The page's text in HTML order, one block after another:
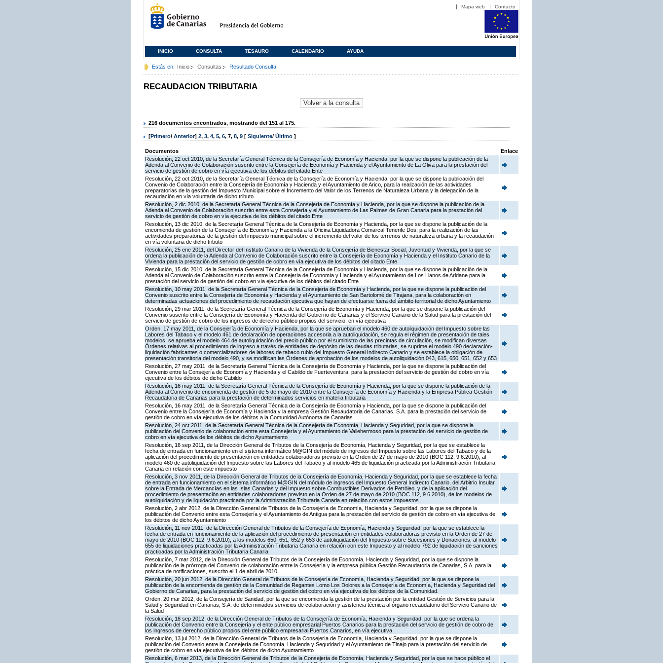
Mapa web Contacto
INICIO CONSULTA TESAURO CALENDARIO AYUDA
Estás en: Inicio Consultas Resultado Consulta
RECAUDACION TRIBUTARIA
216 documentos encontrados, mostrando del 151 al 175.
[Primero/ Anterior] 2, 3, 4, 5, 6, 7, 8, 9 [ Siguiente/ Último ]
Documentos
Enlace
Resolución, 22 oct 2010, de la Secretaría General Técnica de la Consejería de Economía y Hacienda, por la que se dispone la publicación de la
Adenda al Convenio de Colaboración suscrito entre la Consejería de Economía y Hacienda y el Ayuntamiento de La Oliva para la prestación del
servicio de gestión de cobro en vía ejecutiva de los débitos del citado Ente
Resolución, 22 oct 2010, de la Secretaría General Técnica de la Consejería de Economía y Hacienda, por la que se dispone la publicación del
Convenio de Colaboración entre la Consejería de Economía y Hacienda y el Ayuntamiento de Arico, para la realización de las actividades
preparatorias de la gestión del Impuesto Municipal sobre el Incremento del Valor de los Terrenos de Naturaleza Urbana y la delegación de la
recaudación en vía voluntaria de dicho tributo
Resolución, 2 dic 2010, de la Secretaría General Técnica de la Consejería de Economía y Hacienda, por la que se dispone la publicación de la
Adenda al Convenio de Colaboración suscrito entre esta Consejería y el Ayuntamiento de Las Palmas de Gran Canaria para la prestación del
servicio de gestión de cobro en vía ejecutiva de los débitos del citado Ente
Resolución, 13 dic 2010, de la Secretaría General Técnica de la Consejería de Economía y Hacienda, por la que se dispone la publicación de la
encomienda de gestión de la Consejería de Economía y Hacienda a la Oficina Liquidadora Comarcal Tenerife Dos, para la realización de las
actividades preparatorias de la gestión del impuesto municipal sobre el incremento del valor de los terrenos de naturaleza urbana y la recaudación
en vía voluntaria de dicho tributo
Resolución, 25 ene 2011, del Director del Instituto Canario de la Vivienda de la Consejería de Bienestar Social, Juventud y Vivienda, por la que se
ordena la publicación de la Adenda al Convenio de Colaboración suscrito entre la Consejería de Economía y Hacienda y el Instituto Canario de la
Vivienda para la prestación del servicio de gestión de cobro en vía ejecutiva de los débitos del citado Ente
Resolución, 15 dic 2010, de la Secretaría General Técnica de la Consejería de Economía y Hacienda, por la que se dispone la publicación de la
Adenda al Convenio de Colaboración suscrito entre la Consejería de Economía y Hacienda y el Ayuntamiento de Los Llanos de Aridane para la
prestación del servicio de gestión del cobro en vía ejecutiva de los débitos del citado Ente
Resolución, 10 may 2011, de la Secretaría General Técnica de la Consejería de Economía y Hacienda, por la que se dispone la publicación del
Convenio suscrito entre la Consejería de Economía y Hacienda y el Ayuntamiento de San Bartolomé de Tirajana, para la colaboración en
determinadas actuaciones del procedimiento de recaudación ejecutiva que hayan de efectuarse fuera del ámbito territorial de dicho Ayuntamiento
Resolución, 29 mar 2011, de la Secretaría General Técnica de la Consejería de Economía y Hacienda, por la que se dispone la publicación del
Convenio suscrito entre la Consejería de Economía y Hacienda del Gobierno de Canarias y el Servicio Canario de la Salud para la prestación del
servicio de gestión de cobro de los ingresos de derecho público propios del servicio, en vía ejecutiva
Orden, 17 may 2011, de la Consejería de Economía y Hacienda, por la que se aprueban el modelo 460 de autoliquidación del Impuesto sobre las
Labores del Tabaco y el modelo 461 de declaración de operaciones accesoria a la autoliquidación, se regula el régimen de presentación de tales
modelos, se aprueba el modelo 464 de autoliquidación del precio público por el suministro de las precintas de circulación, se modifican diversas
Órdenes relativas al procedimiento de ingreso a través de entidades de depósito de las deudas tributarias, se suprime el modelo 490 declaración-
liquidación fabricantes o comercializadores de labores de tabaco rubio del Impuesto General Indirecto Canario y se establece la obligación de
presentación transitoria del modelo 490, y se modifican las Órdenes de aprobación de los modelos de autoliquidación 043, 615, 650, 651, 652 y 653
Resolución, 27 may 2011, de la Secretaría General Técnica de la Consejería de Economía y Hacienda, por la que se dispone la publicación del
Convenio entre la Consejería de Economía y Hacienda y el Cabildo de Fuerteventura, para la prestación del servicio de gestión del cobro en vía
ejecutiva de los débitos de dicho Cabildo
Resolución, 16 may 2011, de la Secretaría General Técnica de la Consejería de Economía y Hacienda, por la que se dispone la publicación de la
Adenda al Convenio de encomienda de gestión de 5 de mayo de 2010 entre la Consejería de Economía y Hacienda y la Empresa Pública Gestión
Recaudatoria de Canarias para la prestación de determinados servicios en materia tributaria
Resolución, 16 may 2011, de la Secretaría General Técnica de la Consejería de Economía y Hacienda, por la que se dispone la publicación del
Convenio entre la Consejería de Economía y Hacienda y la empresa Gestión Recaudatoria de Canarias, S.A. para la prestación del servicio de
gestión de cobro en vía ejecutiva de los débitos a la Comunidad Autónoma de Canarias
Resolución, 24 oct 2011, de la Secretaría General Técnica de la Consejería de Economía, Hacienda y Seguridad, por la que se dispone la
publicación del Convenio de colaboración entre esta Consejería y el Ayuntamiento de Vallehermoso para la prestación del servicio de gestión de
cobro en vía ejecutiva de los débitos de dicho Ayuntamiento
Resolución, 16 sep 2011, de la Dirección General de Tributos de la Consejería de Economía, Hacienda y Seguridad, por la que se establece la
fecha de entrada en funcionamiento en el sistema informático M@GIN del módulo de ingresos del Impuesto sobre las Labores del Tabaco y de la
aplicación del procedimiento de presentación en entidades colaboradoras previsto en la Orden de 27 de mayo de 2010 (BOC 112, 9.6.2010), al
modelo 460 de autoliquidación del Impuesto sobre las Labores del Tabaco y al modelo 465 de liquidación practicada por la Administración Tributaria
Canaria en relación con este impuesto
Resolución, 3 nov 2011, de la Dirección General de Tributos de la Consejería de Economía, Hacienda y Seguridad, por la que se establece la fecha
de entrada en funcionamiento en el sistema informático M@GIN del módulo de ingresos del Impuesto General Indirecto Canario, del Arbitrio Insular
sobre la Entrada de Mercancías en las Islas Canarias y del Impuesto sobre Combustibles Derivados de Petróleo, y de la aplicación del
procedimiento de presentación en entidades colaboradoras previsto en la Orden de 27 de mayo de 2010 (BOC 112, 9.6.2010), de los modelos de
autoliquidación y de liquidación practicada por la Administración Tributaria Canaria en relación con estos impuestos
Resolución, 2 abr 2012, de la Dirección General de Tributos de la Consejería de Economía, Hacienda y Seguridad, por la que se dispone la
publicación del Convenio entre esta Consejería y el Ayuntamiento de Antigua para la prestación del servicio de gestión de cobro en vía ejecutiva de
los débitos de dicho Ayuntamiento
Resolución, 11 nov 2011, de la Dirección General de Tributos de la Consejería de Economía, Hacienda y Seguridad, por la que se establece la
fecha de entrada en funcionamiento de la aplicación del procedimiento de presentación en entidades colaboradoras previsto en la Orden de 27 de
mayo de 2010 (BOC 112, 9.6.2010), a los modelos 650, 651, 652 y 653 de autoliquidación del Impuesto sobre Sucesiones y Donaciones, al modelo
655 de liquidaciones practicadas por la Administración Tributaria Canaria en relación con este Impuesto y al modelo 792 de liquidación de sanciones
practicadas por la Administración Tributaria Canaria
Resolución, 7 mar 2012, de la Dirección General de Tributos de la Consejería de Economía, Hacienda y Seguridad, por la que se dispone la
publicación de la prórroga del Convenio de colaboración entre la Consejería y la empresa pública Gestión Recaudatoria de Canarias, S.A. para la
práctica de notificaciones, suscrito el 1 de abril de 2010
Resolución, 20 jun 2012, de la Dirección General de Tributos de la Consejería de Economía, Hacienda y Seguridad, por la que se dispone la
publicación de la encomienda de gestión de la Comunidad de Regantes Lomo Los Dolores a la Consejería de Economía, Hacienda y Seguridad del
Gobierno de Canarias, para la prestación del servicio de gestión del cobro en vía ejecutiva de los débitos de la Comunidad.
Orden, 20 mar 2012, de la Consejería de Sanidad, por la que se encomienda la gestión de la prestación por la entidad Gestión de Servicios para la
Salud y Seguridad en Canarias, S.A. de determinados servicios de colaboración y asistencia técnica al órgano recaudatorio del Servicio Canario de
la Salud
Resolución, 18 sep 2012, de la Dirección General de Tributos de la Consejería de Economía, Hacienda y Seguridad, por la que se ordena la
publicación del Convenio entre la Consejería y el ente público empresarial Puertos Canarios para la prestación del servicio de gestión de cobro de
los ingresos de derecho público propios del ente público empresarial Puertos Canarios, en vía ejecutiva
Resolución, 13 jul 2012, de la Dirección General de Tributos de la Consejería de Economía, Hacienda y Seguridad, por la que se dispone la
publicación del Convenio entre la Consejería de Economía, Hacienda y Seguridad y el Ayuntamiento de Tinajo para la prestación del servicio de
gestión de cobro en vía ejecutiva de los débitos de dicho Ayuntamiento
Resolución, 6 mar 2013, de la Dirección General de Tributos de la Consejería de Economía, Hacienda y Seguridad, por la que se hace público el